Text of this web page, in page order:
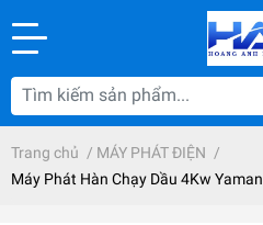
Trang chủ / MÁY PHÁT ĐIỆN /
Máy Phát Hàn Chạy Dầu 4Kw